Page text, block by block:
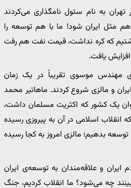
تهران به نام سئول نامگذاری می‌کردند
هم مثل ایران شود! ما با هم توسعه را
که کره نداشت، قیمت نفت هم رفت
یافت.
مهندس موسوی تقریباً در یک زمان
و مالزی شروع کردند. ماهاتیر محمد
یک کشور که اکثریت مسلمان داشت،
اسلامی در آن به پیروزی رسیده
بدهیم؛ مالزی امروز به کجا رسیده
و علاقه‌مندان به توسعه‌ی ایران
چه می‌شود؟ ما انقلاب کردیم، جنگ